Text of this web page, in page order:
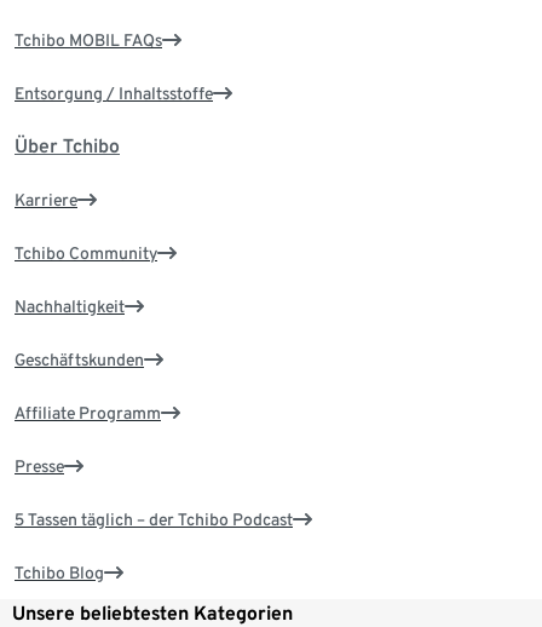
Tchibo MOBIL FAQs
Entsorgung / Inhaltsstoffe
Über Tchibo
Karriere
Tchibo Community
Nachhaltigkeit
Geschäftskunden
Affiliate Programm
Presse
5 Tassen täglich – der Tchibo Podcast
Tchibo Blog
Unsere beliebtesten Kategorien